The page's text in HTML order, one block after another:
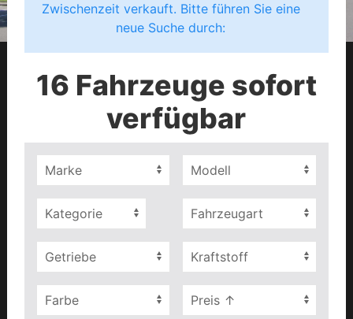
Zwischenzeit verkauft. Bitte führen Sie eine
neue Suche durch:
16 Fahrzeuge sofort
verfügbar